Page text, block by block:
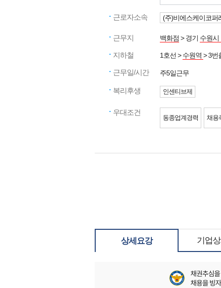
근로자소속 (주)비에스케이코퍼
근무지 백화점 > 경기 수원시
지하철 1호선 >수원역 > 3번
근무일/시간 주5일근무
복리후생 인센티브제
우대조건
동종업계경력 채용
상세요강 기업